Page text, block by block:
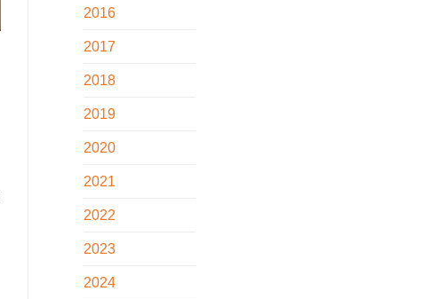
2016
2017
2018
2019
2020
2021
2022
2023
2024